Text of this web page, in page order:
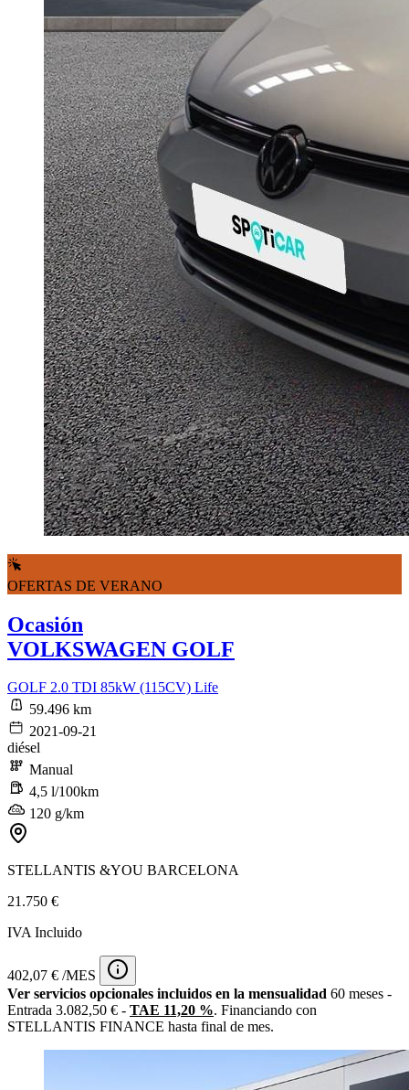
OFERTAS DE VERANO
Ocasión
VOLKSWAGEN GOLF
GOLF 2.0 TDI 85kW (115CV) Life
59.496 km
2021-09-21
diésel
Manual
4,5 l/100km
120 g/km
STELLANTIS &YOU BARCELONA
21.750 €
IVA Incluido
402,07 € /MES
Ver servicios opcionales incluidos en la mensualidad 60 meses -
Entrada 3.082,50 € - TAE 11,20 %. Financiando con
STELLANTIS FINANCE hasta final de mes.